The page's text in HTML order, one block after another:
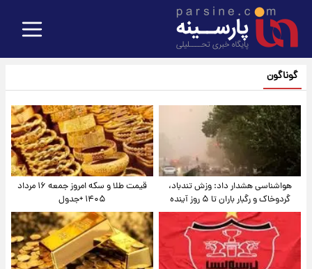
گوناگون
هواشناسی هشدار داد: وزش تندباد،
گردوخاک و رگبار باران تا ۵ روز آینده
قیمت طلا و سکه امروز جمعه ۱۶ مرداد
۱۴۰۵ +جدول